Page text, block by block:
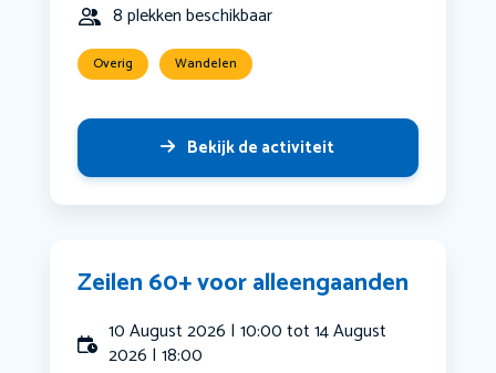
8 plekken beschikbaar
Overig Wandelen
Bekijk de activiteit
Zeilen 60+ voor alleengaanden
10 August 2026 | 10:00 tot 14 August
2026 | 18:00